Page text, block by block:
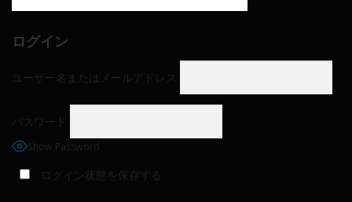
ログイン
ユーザー名またはメールアドレス
パスワード
Show Password
ログイン状態を保存する